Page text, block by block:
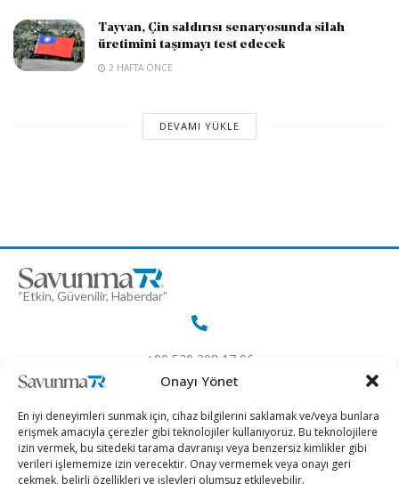
Onayı Yönet
En iyi deneyimleri sunmak için, cihaz bilgilerini saklamak ve/veya bunlara
erişmek amacıyla çerezler gibi teknolojiler kullanıyoruz. Bu teknolojilere
izin vermek, bu sitedeki tarama davranışı veya benzersiz kimlikler gibi
verileri işlememize izin verecektir. Onay vermemek veya onayı geri
çekmek, belirli özellikleri ve işlevleri olumsuz etkileyebilir.
Tayvan, Çin saldırısı senaryosunda silah
üretimini taşımayı test edecek
2 HAFTA ÖNCE
DEVAMI YÜKLE
“Etkin, Güvenilir, Haberdar”
+90 530 308 17 96
iletisim@savunmatr.com